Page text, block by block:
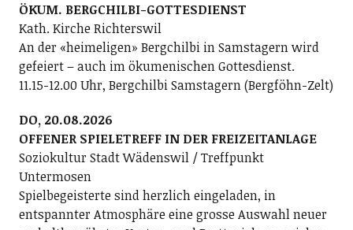
ÖKUM. BERGCHILBI-GOTTESDIENST
Kath. Kirche Richterswil
An der «heimeligen» Bergchilbi in Samstagern wird
gefeiert – auch im ökumenischen Gottesdienst.
11.15-12.00 Uhr, Bergchilbi Samstagern (Bergföhn-Zelt)
DO, 20.08.2026
OFFENER SPIELETREFF IN DER FREIZEITANLAGE
Soziokultur Stadt Wädenswil / Treffpunkt
Untermosen
Spielbegeisterte sind herzlich eingeladen, in
entspannter Atmosphäre eine grosse Auswahl neuer